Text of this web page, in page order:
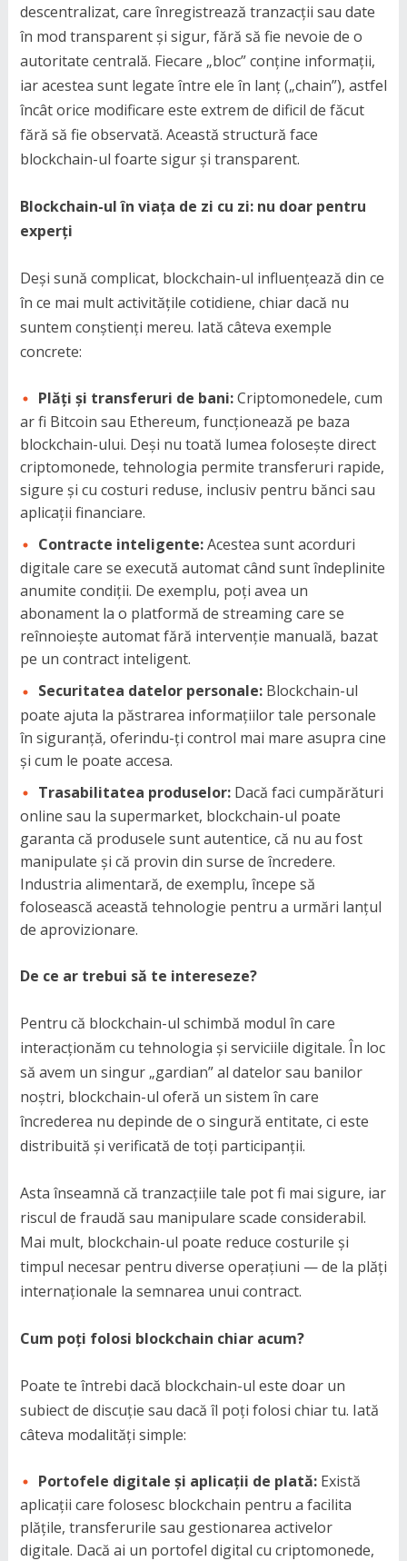
descentralizat, care înregistrează tranzacții sau date
în mod transparent și sigur, fără să fie nevoie de o
autoritate centrală. Fiecare „bloc” conține informații,
iar acestea sunt legate între ele în lanț („chain”), astfel
încât orice modificare este extrem de dificil de făcut
fără să fie observată. Această structură face
blockchain-ul foarte sigur și transparent.
Blockchain-ul în viața de zi cu zi: nu doar pentru
experți
Deși sună complicat, blockchain-ul influențează din ce
în ce mai mult activitățile cotidiene, chiar dacă nu
suntem conștienți mereu. Iată câteva exemple
concrete:
Plăți și transferuri de bani:Criptomonedele, cum
ar fi Bitcoin sau Ethereum, funcționează pe baza
blockchain-ului. Deși nu toată lumea folosește direct
criptomonede, tehnologia permite transferuri rapide,
sigure și cu costuri reduse, inclusiv pentru bănci sau
aplicații financiare.
Contracte inteligente:Acestea sunt acorduri
digitale care se execută automat când sunt îndeplinite
anumite condiții. De exemplu, poți avea un
abonament la o platformă de streaming care se
reînnoiește automat fără intervenție manuală, bazat
pe un contract inteligent.
Securitatea datelor personale:Blockchain-ul
poate ajuta la păstrarea informațiilor tale personale
în siguranță, oferindu-ți control mai mare asupra cine
și cum le poate accesa.
Trasabilitatea produselor:Dacă faci cumpărături
online sau la supermarket, blockchain-ul poate
garanta că produsele sunt autentice, că nu au fost
manipulate și că provin din surse de încredere.
Industria alimentară, de exemplu, începe să
folosească această tehnologie pentru a urmări lanțul
de aprovizionare.
De ce ar trebui să te intereseze?
Pentru că blockchain-ul schimbă modul în care
interacționăm cu tehnologia și serviciile digitale. În loc
să avem un singur „gardian” al datelor sau banilor
noștri, blockchain-ul oferă un sistem în care
încrederea nu depinde de o singură entitate, ci este
distribuită și verificată de toți participanții.
Asta înseamnă că tranzacțiile tale pot fi mai sigure, iar
riscul de fraudă sau manipulare scade considerabil.
Mai mult, blockchain-ul poate reduce costurile și
timpul necesar pentru diverse operațiuni — de la plăți
internaționale la semnarea unui contract.
Cum poți folosi blockchain chiar acum?
Poate te întrebi dacă blockchain-ul este doar un
subiect de discuție sau dacă îl poți folosi chiar tu. Iată
câteva modalități simple:
Portofele digitale și aplicații de plată:Există
aplicații care folosesc blockchain pentru a facilita
plățile, transferurile sau gestionarea activelor
digitale. Dacă ai un portofel digital cu criptomonede,